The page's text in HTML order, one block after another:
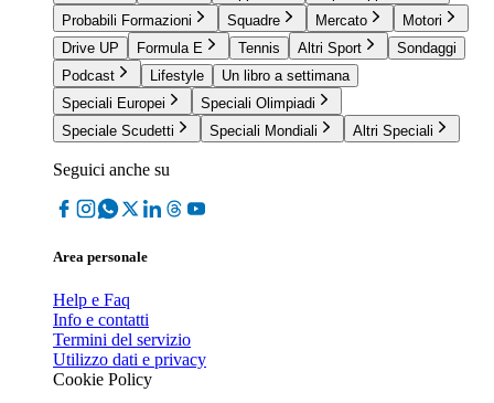
Probabili Formazioni
Squadre Mercato
Motori
Drive UP
Formula E Tennis Altri Sport
Sondaggi
Podcast
Lifestyle
Un libro a settimana
Speciali Europei
Speciali Olimpiadi
Speciale Scudetti
Speciali Mondiali Altri Speciali
Seguici anche su
Area personale
Help e Faq
Info e contatti
Termini del servizio
Utilizzo dati e privacy
Cookie Policy